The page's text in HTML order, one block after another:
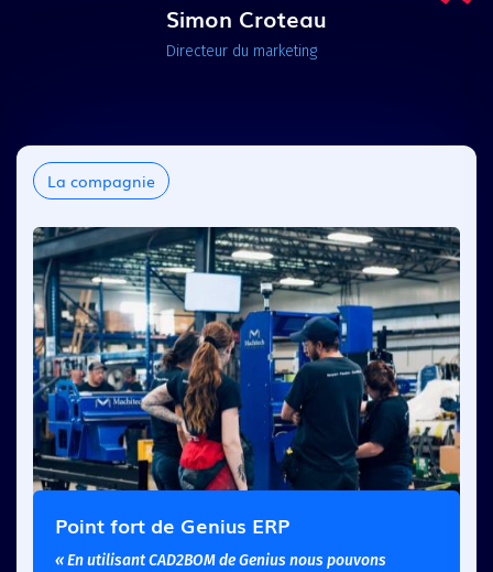
Simon Croteau
Directeur du marketing
La compagnie
Point fort de Genius ERP
« En utilisant CAD2BOM de Genius nous pouvons